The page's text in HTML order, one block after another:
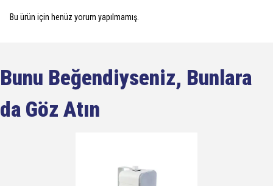
Bu ürün için henüz yorum yapılmamış.
Bunu Beğendiyseniz, Bunlara
da Göz Atın